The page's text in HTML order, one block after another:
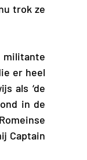
trok ze
er heel
als ‘de
in de